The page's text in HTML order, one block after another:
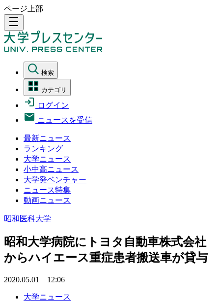
ページ上部
density_medium
検索
カテゴリ
ログイン
ニュースを受信
最新ニュース
ランキング
大学ニュース
小中高ニュース
大学発ベンチャー
ニュース特集
動画ニュース
昭和医科大学
昭和大学病院にトヨタ自動車株式会社
からハイエース重症患者搬送車が貸与
2020.05.01 12:06
大学ニュース